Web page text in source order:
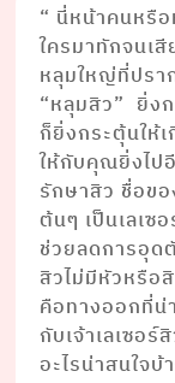
“ นี่หน้าคนหรื
ใครมาทักจนเ
หลุมใหญ่ที่ปรา
“หลุมสิว” ยิ่ง
ก็ยิ่งกระตุ้นให้
ให้กับคุณยิ่งไป
รักษาสิว ชื่อข
ต้นๆ เป็นเลเ
ช่วยลดการอุด
สิวไม่มีหัวหรือ
คือทางออกที่น่
กับเจ้าเลเซอ
อะไรน่าสนใจบ้